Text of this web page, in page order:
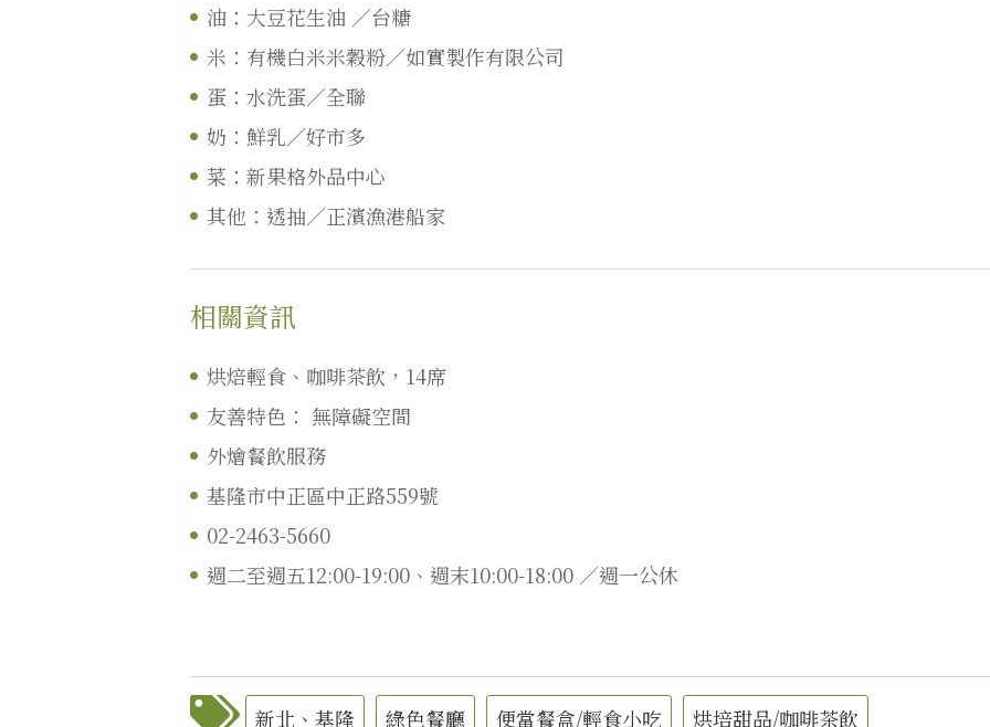
油：大豆花生油 ／台糖
米：有機白米米穀粉／如實製作有限公司
蛋：水洗蛋／全聯
奶：鮮乳／好市多
菜：新果格外品中心
其他：透抽／正濱漁港船家
相關資訊
烘焙輕食、咖啡茶飲，14席
友善特色： 無障礙空間
外燴餐飲服務
基隆市中正區中正路559號
02-2463-5660
週二至週五12:00-19:00、週末10:00-18:00 ／週一公休
新北、基隆 綠色餐廳 便當餐盒/輕食小吃 烘培甜品/咖啡茶飲